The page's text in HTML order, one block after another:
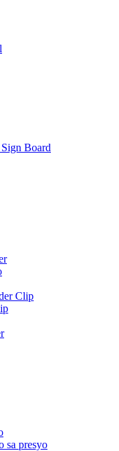
Board
Clip
sa presyo